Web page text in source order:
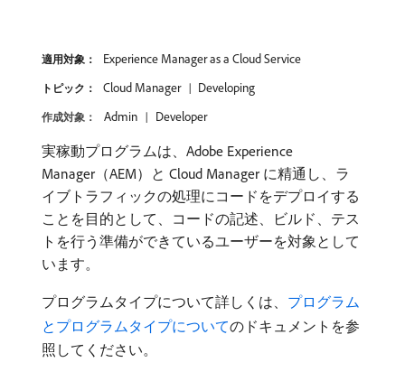
適用対象： Experience Manager as a Cloud Service
トピック： Cloud Manager Developing
作成対象： Admin Developer
実稼動プログラムは、Adobe Experience
Manager（AEM）と Cloud Manager に精通し、ラ
イブトラフィックの処理にコードをデプロイする
ことを目的として、コードの記述、ビルド、テス
トを行う準備ができているユーザーを対象として
います。
プログラムタイプについて詳しくは、 プログラム
とプログラムタイプについてのドキュメントを参
照してください。